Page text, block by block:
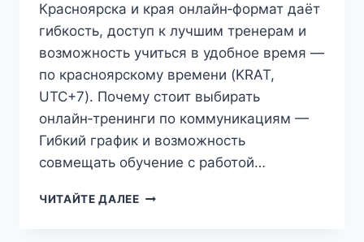
Красноярска и края онлайн‑формат даёт
гибкость, доступ к лучшим тренерам и
возможность учиться в удобное время —
по красноярскому времени (KRAT,
UTC+7). Почему стоит выбирать
онлайн‑тренинги по коммуникациям —
Гибкий график и возможность
совмещать обучение с работой…
ЧИТАЙТЕ ДАЛЕЕОНЛАЙН‑КУРСЫ